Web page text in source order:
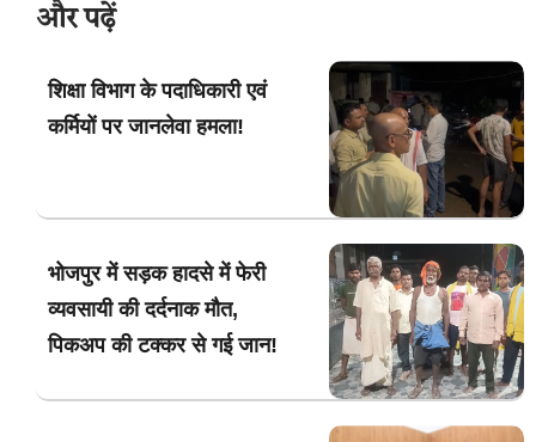
और पढ़ें
शिक्षा विभाग के पदाधिकारी एवं
कर्मियों पर जानलेवा हमला!
भोजपुर में सड़क हादसे में फेरी
व्यवसायी की दर्दनाक मौत,
पिकअप की टक्कर से गई जान!